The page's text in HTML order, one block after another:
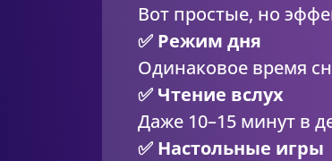
Вот простые, но
✅ Режим дня
Одинаковое время
✅ Чтение вслух
Даже 10–15 минут в
✅ Настольные игры